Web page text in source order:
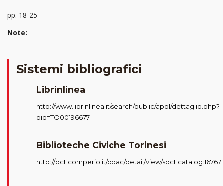
pp. 18-25
Note:
Sistemi bibliografici
Librinlinea
http://www.librinlinea.it/search/public/appl/dettaglio.php?
bid=TO00196677
Biblioteche Civiche Torinesi
http://bct.comperio.it/opac/detail/view/sbct:catalog:16767